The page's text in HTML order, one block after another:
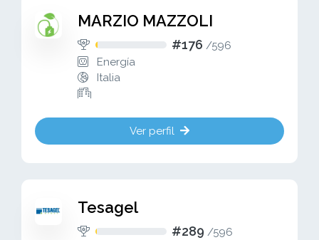
MARZIO MAZZOLI
#176 /596
Energía
Italia
Ver perfil
Tesagel
#289 /596